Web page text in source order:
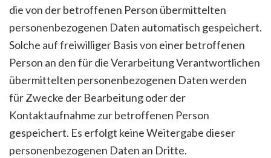
die von der betroffenen Person übermittelten
personenbezogenen Daten automatisch gespeichert.
Solche auf freiwilliger Basis von einer betroffenen
Person an den für die Verarbeitung Verantwortlichen
übermittelten personenbezogenen Daten werden
für Zwecke der Bearbeitung oder der
Kontaktaufnahme zur betroffenen Person
gespeichert. Es erfolgt keine Weitergabe dieser
personenbezogenen Daten an Dritte.